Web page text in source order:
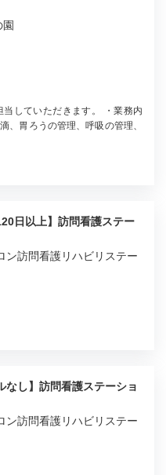
していただきます。 ・業務内
、胃ろうの管理、呼吸の管理、
日以上】訪問看護ステー
ン訪問看護リハビリステー
なし】訪問看護ステーショ
ン訪問看護リハビリステー